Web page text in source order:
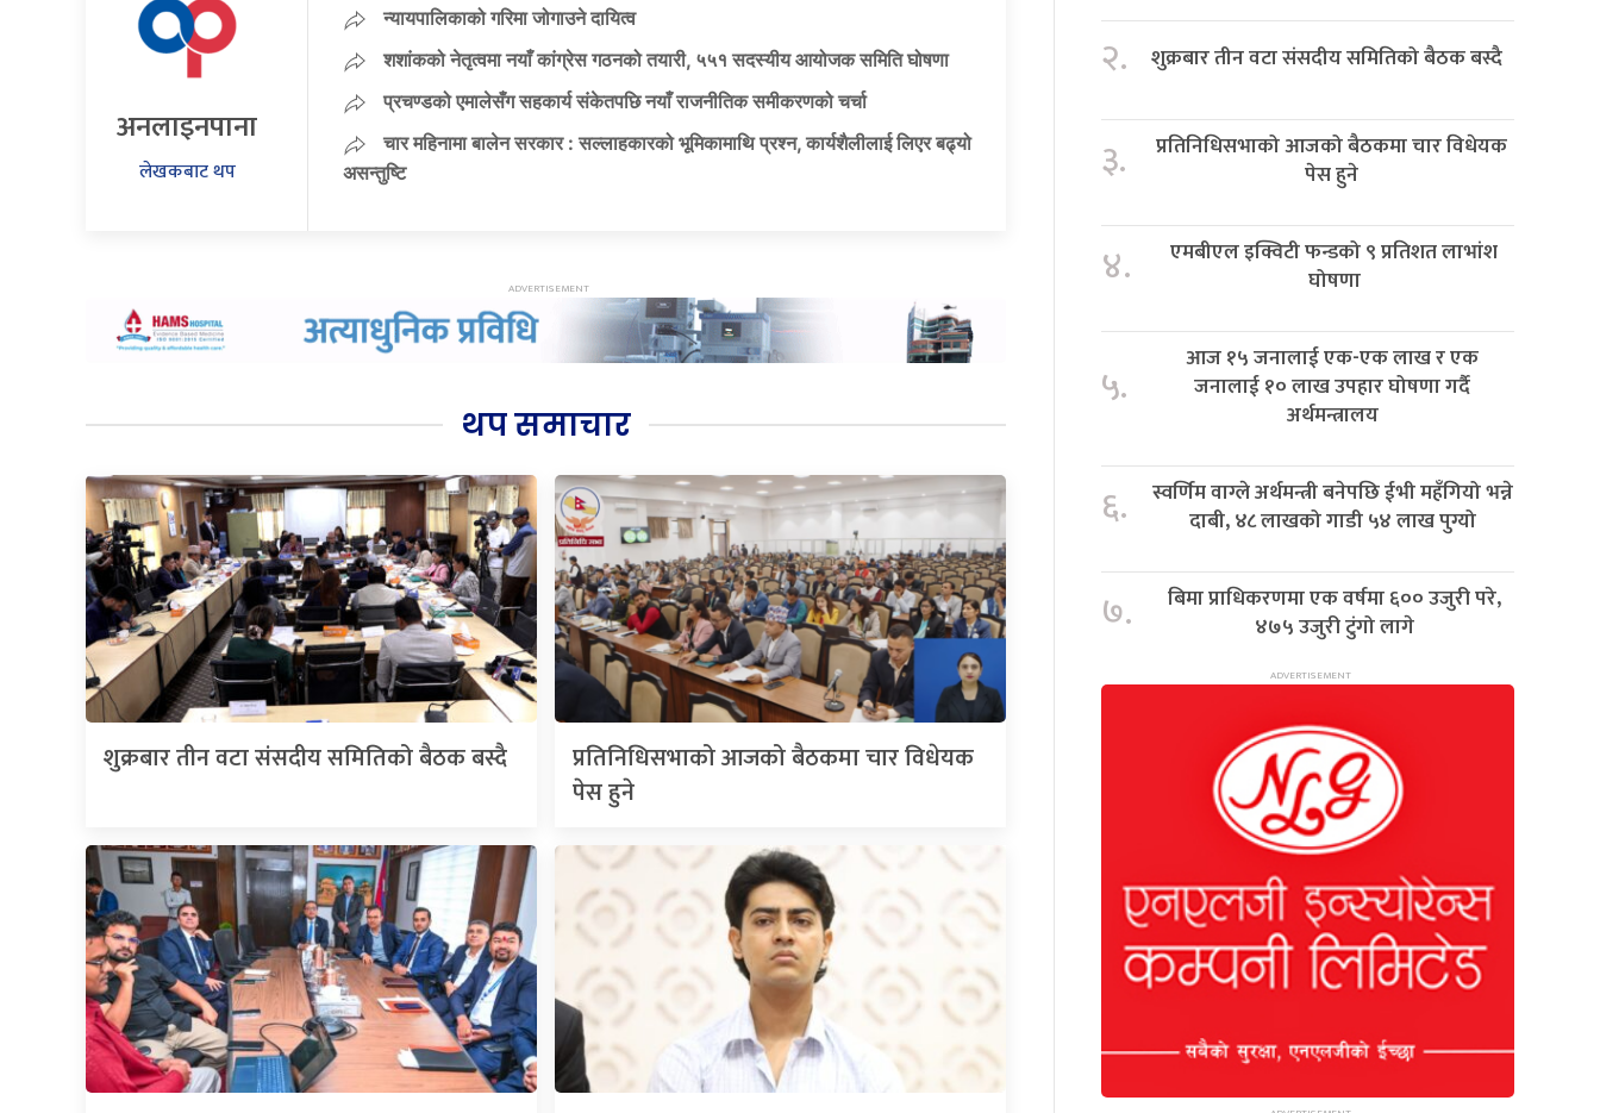
अनलाइनपाना
लेखकबाट थप
न्यायपालिकाको गरिमा जोगाउने दायित्व
शशांकको नेतृत्वमा नयाँ कांग्रेस गठनको तयारी, ५५१ सदस्यीय आयोजक समिति घोषणा
प्रचण्डको एमालेसँग सहकार्य संकेतपछि नयाँ राजनीतिक समीकरणको चर्चा
चार महिनामा बालेन सरकार : सल्लाहकारको भूमिकामाथि प्रश्न, कार्यशैलीलाई लिएर बढ्यो
असन्तुष्टि
थप समाचार
शुक्रबार तीन वटा संसदीय समितिको बैठक बस्दै
प्रतिनिधिसभाको आजको बैठकमा चार विधेयक
पेस हुने
२. शुक्रबार तीन वटा संसदीय समितिको बैठक बस्दै
३.
प्रतिनिधिसभाको आजको बैठकमा चार विधेयक
पेस हुने
४.
एमबीएल इक्विटी फन्डको ९ प्रतिशत लाभांश
घोषणा
५.
आज १५ जनालाई एक-एक लाख र एक
जनालाई १० लाख उपहार घोषणा गर्दै
अर्थमन्त्रालय
६.
स्वर्णिम वाग्ले अर्थमन्त्री बनेपछि ईभी महँगियो भन्ने
दाबी, ४८ लाखको गाडी ५४ लाख पुग्यो
७.
बिमा प्राधिकरणमा एक वर्षमा ६०० उजुरी परे,
४७५ उजुरी टुंगो लागे